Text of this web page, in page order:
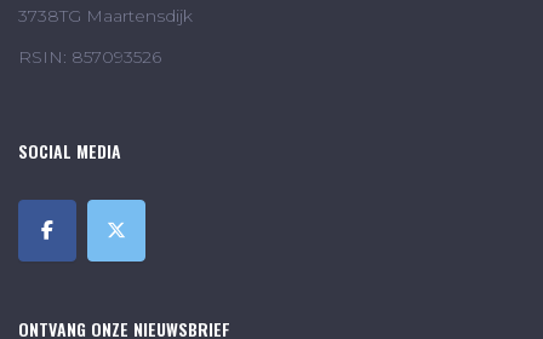
3738TG Maartensdijk
RSIN: 857093526
SOCIAL MEDIA
ONTVANG ONZE NIEUWSBRIEF